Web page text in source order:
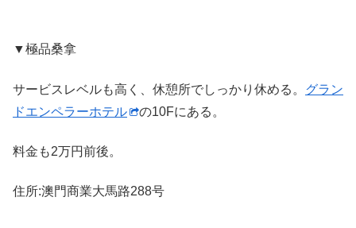
▼極品桑拿
サービスレベルも高く、休憩所でしっかり休める。 グラン
ドエンペラーホテル
の10Fにある。
料金も2万円前後。
住所:澳門商業大馬路288号